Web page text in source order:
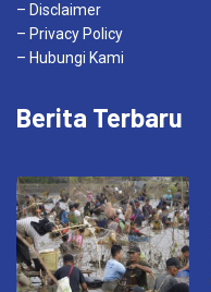
– Disclaimer
– Privacy Policy
– Hubungi Kami
Berita Terbaru